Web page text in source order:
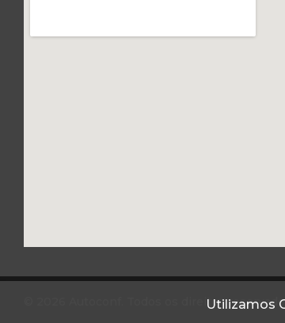
Utilizamos
© 2026 Autoconf. Todos os direitos